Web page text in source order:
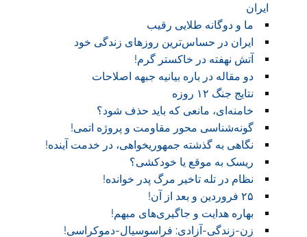
ایران
ما و دوگانه طلایی رقیب
ایران در حساس‌ترین روزهای زندگی خود
آتش نهفته در خاکستر گرم!
دو مقاله در باره بیانیه جبهه اصلاحات
نتایج جنگ ۱۲ روزه
خامنه‌ای، مانعی که باید حذف شود؟
گونه‌شناسی محور مقاومت و پروژه اتمی!
نگاهی به گذشته جمهوریخواهی، در خدمت آینده!
ریسک به موقع یا خودکشی؟
نظام در تله تاخیر مرگ پدر خوانده!
۲۵ فروردین و بعد از آن!
بهاره هدایت و جاگیری‌های مبهم!
زن-زندگی-آزادی: فراسوسیال-دموکراسی!